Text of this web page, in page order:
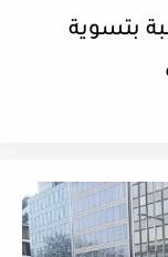
بتسوية